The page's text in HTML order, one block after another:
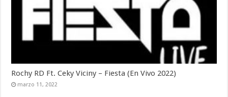
Rochy RD Ft. Ceky Viciny – Fiesta (En Vivo 2022)
marzo 11, 2022